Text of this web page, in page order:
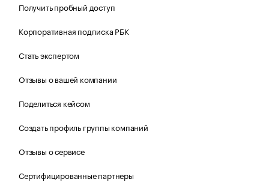
Получить пробный доступ
Корпоративная подписка РБК
Стать экспертом
Отзывы о вашей компании
Поделиться кейсом
Создать профиль группы компаний
Отзывы о сервисе
Сертифицированные партнеры